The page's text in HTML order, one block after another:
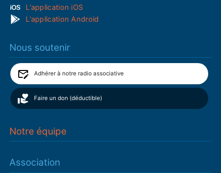
L'application iOS
L'application Android
Nous soutenir
Adhérer à notre radio associative
Faire un don (déductible)
Notre équipe
Association